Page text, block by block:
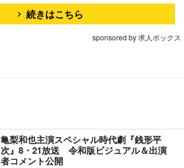
続きはこちら
sponsored by 求人ボックス
亀梨和也主演スペシャル時代劇『銭形平
次』8・21放送 令和版ビジュアル＆出演
者コメント公開